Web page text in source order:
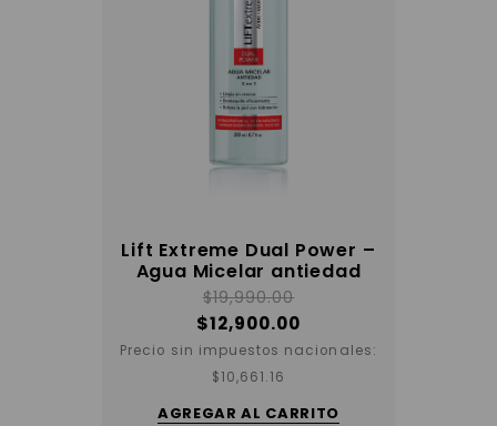
Lift Extreme Dual Power –
Agua Micelar antiedad
$19,990.00
$12,900.00
Precio sin impuestos nacionales:
$10,661.16
AGREGAR AL CARRITO